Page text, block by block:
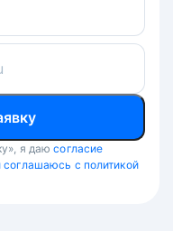
я даю согласие
с политикой